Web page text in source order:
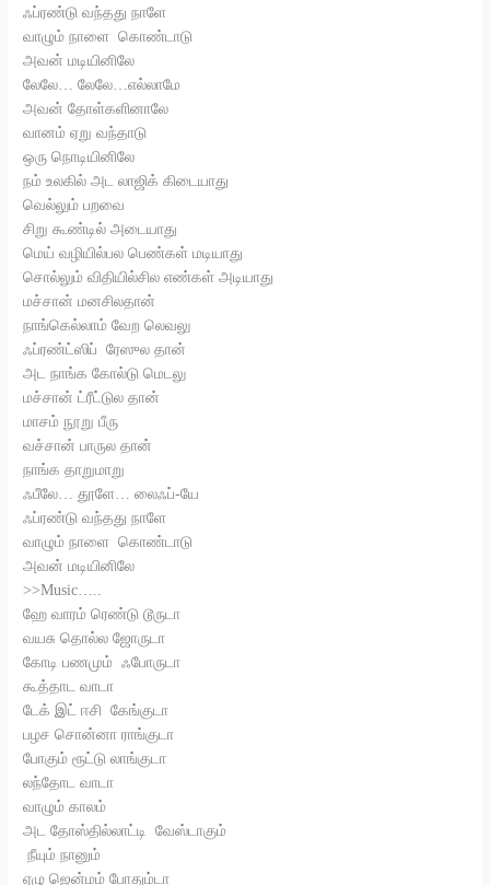
ஃப்ரண்டு வந்தது நாளே
வாழும் நாளை கொண்டாடு
அவன் மடியினிலே
லேலே… லேலே…எல்லாமே
அவன் தோள்களினாலே
வானம் ஏறு வந்தாடு
ஒரு நொடியினிலே
நம் உலகில் அட லாஜிக் கிடையாது
வெல்லும் பறவை
சிறு கூண்டில் அடையாது
மெய் வழியில்பல பெண்கள் மடியாது
சொல்லும் விதியில்சில எண்கள் அடியாது
மச்சான் மனசிலதான்
நாங்கெல்லாம் வேற லெவலு
ஃப்ரண்ட்ஸிப் ரேஸுல தான்
அட நாங்க கோல்டு மெடலு
மச்சான் ட்ரீட்டுல தான்
மாசம் நூறு பீரு
வச்சான் பாருல தான்
நாங்க தாறுமாறு
ஃபீலே… தூளே… லைஃப்-யே
ஃப்ரண்டு வந்தது நாளே
வாழும் நாளை கொண்டாடு
அவன் மடியினிலே
>>Music…..
ஹே வாரம் ரெண்டு டூருடா
வயசு தொல்ல ஜோருடா
கோடி பணமும் ஃபோருடா
கூத்தாட வாடா
டேக் இட் ஈசி கேங்குடா
பழச சொன்னா ராங்குடா
போகும் ரூட்டு லாங்குடா
லந்தோட வாடா
வாழும் காலம்
அட தோஸ்தில்லாட்டி வேஸ்டாகும்
நீயும் நானும்
ஏழு ஜென்மம் போதும்டா